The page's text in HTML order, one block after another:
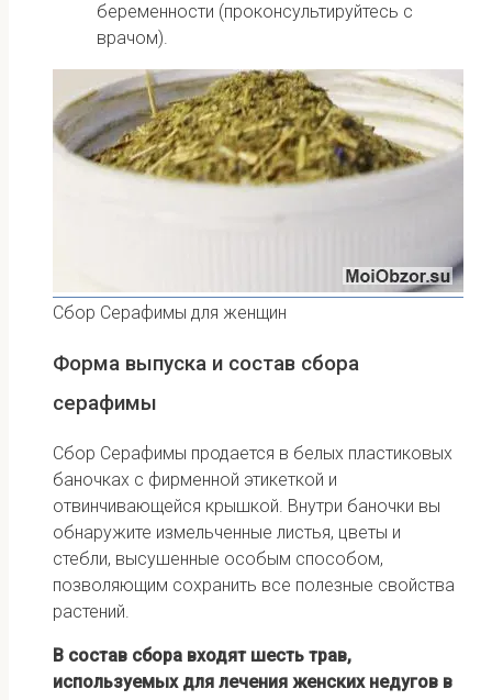
беременности (проконсультируйтесь с
врачом).
Сбор Серафимы для женщин
Форма выпуска и состав сбора
серафимы
Сбор Серафимы продается в белых пластиковых
баночках с фирменной этикеткой и
отвинчивающейся крышкой. Внутри баночки вы
обнаружите измельченные листья, цветы и
стебли, высушенные особым способом,
позволяющим сохранить все полезные свойства
растений.
В состав сбора входят шесть трав,
используемых для лечения женских недугов в